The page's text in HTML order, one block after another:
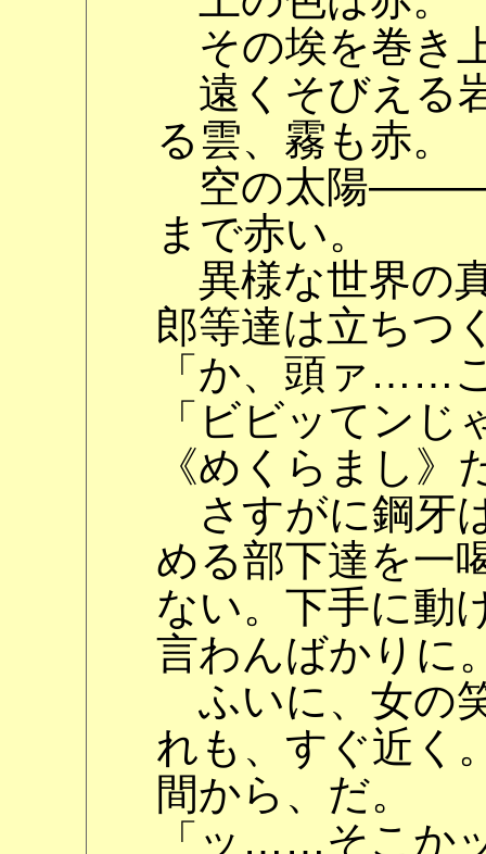
その埃を巻き
遠くそびえる
る雲、霧も赤。
空の太陽―――
まで赤い。
異様な世界の
郎等達は立ちつ
「か、頭ァ……
「ビビッてン
《めくらまし》
さすがに鋼牙
める部下達を一
ない。下手に動
言わんばかりに
ふいに、女の
れも、すぐ近く
間から、だ。
「ッ……そこか